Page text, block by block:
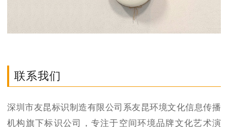
联系我们
深圳市友昆标识制造有限公司系友昆环境文化信息传播
机构旗下标识公司，专注于空间环境品牌文化艺术演